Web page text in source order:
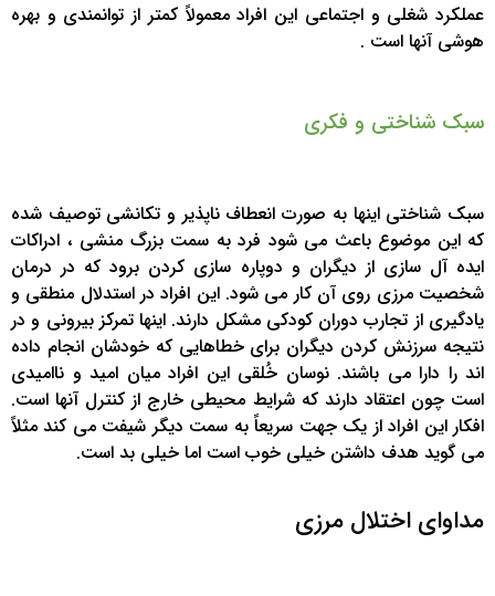
عملکرد شغلی و اجتماعی این افراد معمولاً کمتر از توانمندی و بهره
هوشی آنها است .
سبک شناختی و فکری
سبک شناختی اینها به صورت انعطاف ناپذیر و تکانشی توصیف شده
که این موضوع باعث می شود فرد به سمت بزرگ منشی ، ادراکات
ایده آل سازی از دیگران و دوپاره سازی کردن برود که در درمان
شخصیت مرزی روی آن کار می شود. این افراد در استدلال منطقی و
یادگیری از تجارب دوران کودکی مشکل دارند. اینها تمرکز بیرونی و در
نتیجه سرزنش کردن دیگران برای خطاهایی که خودشان انجام داده
اند را دارا می باشند. نوسان خُلقی این افراد میان امید و ناامیدی
است چون اعتقاد دارند که شرایط محیطی خارج از کنترل آنها است.
افکار این افراد از یک جهت سریعاً به سمت دیگر شیفت می کند مثلاً
می گوید هدف داشتن خیلی خوب است اما خیلی بد است.
مداوای اختلال مرزی